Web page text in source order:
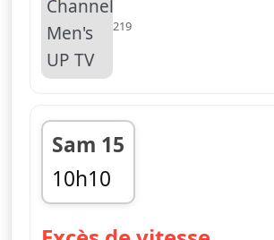
219
Sam 15
10h10
fin 10h30